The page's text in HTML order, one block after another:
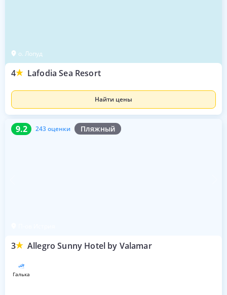
о. Лопуд
4 Lafodia Sea Resort
Найти цены
9.2 243 оценки Пляжный
3 Allegro Sunny Hotel by Valamar
9.2 243 оценки
галька